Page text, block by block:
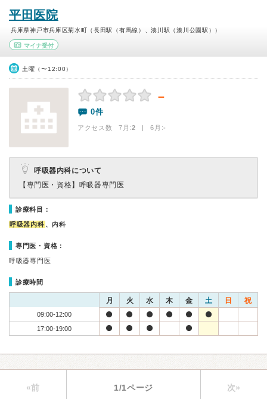
平田医院
兵庫県神戸市兵庫区菊水町（長田駅（有馬線）、湊川駅（湊川公園駅））
マイナ受付
土曜（〜12:00）
－
0件
アクセス数 7月:2 | 6月:-
呼吸器内科について
【専門医・資格】 呼吸器専門医
診療科目：
呼吸器内科 、内科
専門医・資格：
呼吸器専門医
診療時間
月 火 水 木 金 土 日 祝
09:00-12:00
17:00-19:00
«前 1/1ページ 次»